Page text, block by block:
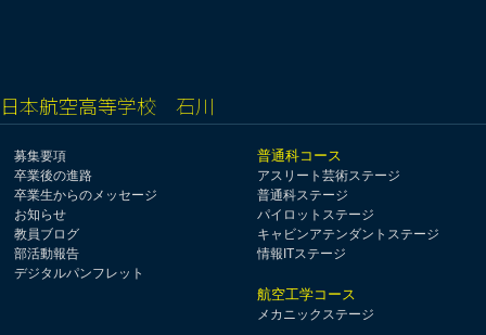
日本航空高等学校 石川
募集要項
卒業後の進路
卒業生からのメッセージ
お知らせ
教員ブログ
部活動報告
デジタルパンフレット
普通科コース
アスリート芸術ステージ
普通科ステージ
パイロットステージ
キャビンアテンダントステージ
情報ITステージ
航空工学コース
メカニックステージ